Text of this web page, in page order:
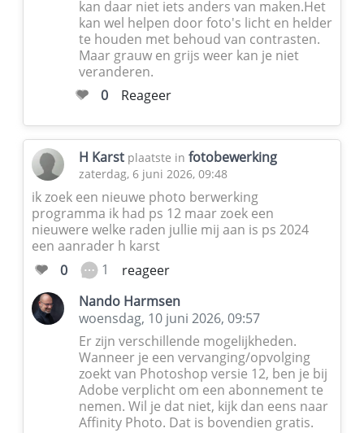
kan daar niet iets anders van maken.Het
kan wel helpen door foto's licht en helder
te houden met behoud van contrasten.
Maar grauw en grijs weer kan je niet
veranderen.
0
Reageer
H Karst plaatste in fotobewerking
zaterdag, 6 juni 2026, 09:48
ik zoek een nieuwe photo berwerking
programma ik had ps 12 maar zoek een
nieuwere welke raden jullie mij aan is ps 2024
een aanrader h karst
0
1
reageer
Nando Harmsen
woensdag, 10 juni 2026, 09:57
Er zijn verschillende mogelijkheden.
Wanneer je een vervanging/opvolging
zoekt van Photoshop versie 12, ben je bij
Adobe verplicht om een abonnement te
nemen. Wil je dat niet, kijk dan eens naar
Affinity Photo. Dat is bovendien gratis.